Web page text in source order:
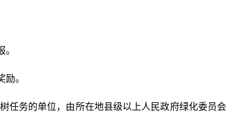
。
任务的单位，由所在地县级以上人民政府绿化委员会